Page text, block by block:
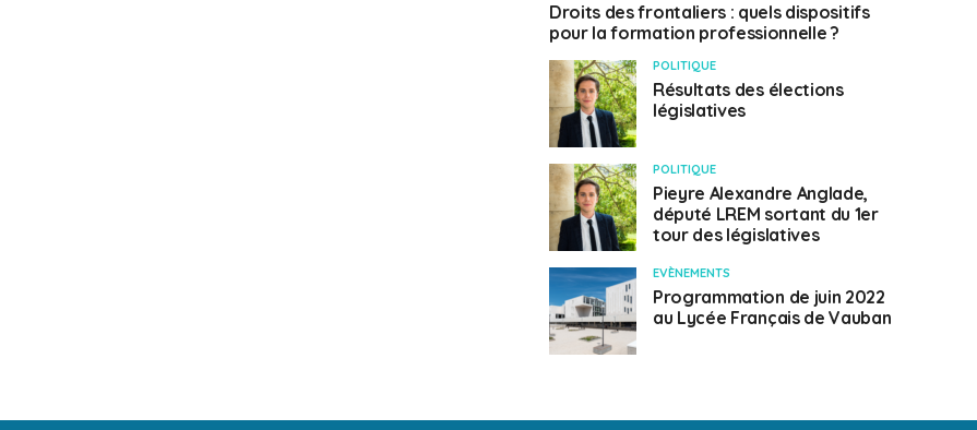
Droits des frontaliers : quels dispositifs
pour la formation professionnelle ?
POLITIQUE
Résultats des élections
législatives
POLITIQUE
Pieyre Alexandre Anglade,
député LREM sortant du 1er
tour des législatives
EVÈNEMENTS
Programmation de juin 2022
au Lycée Français de Vauban